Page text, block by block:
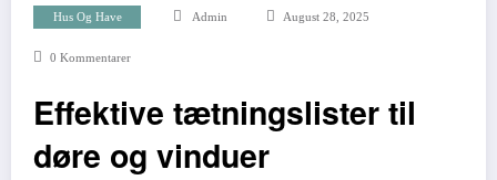
Hus Og Have Admin August 28, 2025
0 Kommentarer
Effektive tætningslister til
døre og vinduer